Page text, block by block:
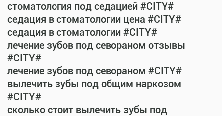
стоматология под седацией #CITY#
седация в стоматологии цена #CITY#
седация в стоматологии #CITY#
лечение зубов под севораном отзывы
#CITY#
лечение зубов под севораном #CITY#
вылечить зубы под общим наркозом
#CITY#
сколько стоит вылечить зубы под